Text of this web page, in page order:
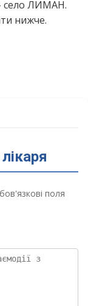
село ЛИМАН.
нижче.
поля